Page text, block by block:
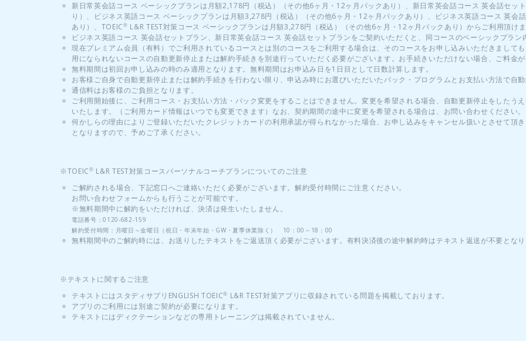
新日常英会話コース ベーシックプランは月額2,178円（税込）（その他6ヶ月・12ヶ月パックあり）、新日常英会話コース 英会話セッ
り）、ビジネス英語コース ベーシックプランは月額3,278円（税込）（その他6ヶ月・12ヶ月パックあり）、ビジネス英語コース 英会
あり）、TOEIC® L&R TEST対策コース ベーシックプランは月額3,278円（税込）（その他6ヶ月・12ヶ月パックあり）からご利用頂けま
ビジネス英語コース 英会話セットプラン、新日常英会話コース 英会話セットプランをご契約いただくと、同コースのベーシックプラン
現在プレミアム会員（有料）でご利用されているコースとは別のコースをご利用する場合は、そのコースをお申し込みいただきまして
用になられないコースの自動更新停止または解約手続きを別途行っていただく必要がございます。お手続きいただけない場合、ご料金
無料期間は初回お申し込みの時のみ適用となります。無料期間はお申込み日を1日目として日数計算します。
お客様ご自身で自動更新停止または解約手続きを行わない限り、申込み時にお選びいただいたパック・プログラムとお支払い方法で自
通信料はお客様のご負担となります。
ご利用開始後に、ご利用コース・お支払い方法・パック変更をすることはできません。変更を希望される場合、自動更新停止をしたう
いたします。（ご利用カード情報はいつでも変更できます）なお、契約期間の途中に変更を希望される場合は、お問い合わせください。
何かしらの理由によりご登録いただいたクレジットカードの利用承認が得られなかった場合、お申し込みをキャンセル扱いとさせて頂
となりますので、予めご了承ください。
※TOEIC® L&R TEST対策コースパーソナルコーチプランについてのご注意
ご解約される場合、下記窓口へご連絡いただく必要がございます。解約受付時間にご注意ください。
お問い合わせフォームからも行うことが可能です。
※無料期間中に解約をいただければ、決済は発生いたしません。
電話番号：0120-682-159
解約受付時間：月曜日～金曜日（祝日・年末年始・GW・夏季休業除く） 10：00～18：00
無料期間中のご解約時には、お送りしたテキストをご返送頂く必要がございます。有料決済後の途中解約時はテキスト返送が不要となり
※テキストに関するご注意
テキストにはスタディサプリENGLISH TOEIC® L&R TEST対策アプリに収録されている問題を掲載しております。
アプリのご利用には別途ご契約が必要になります。
テキストにはディクテーションなどの専用トレーニングは掲載されていません。